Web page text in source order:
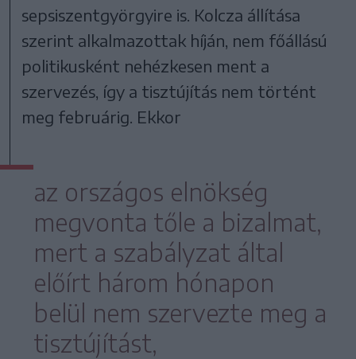
sepsiszentgyörgyire is. Kolcza állítása
szerint alkalmazottak híján, nem főállású
politikusként nehézkesen ment a
szervezés, így a tisztújítás nem történt
meg februárig. Ekkor
az országos elnökség
megvonta tőle a bizalmat,
mert a szabályzat által
előírt három hónapon
belül nem szervezte meg a
tisztújítást,